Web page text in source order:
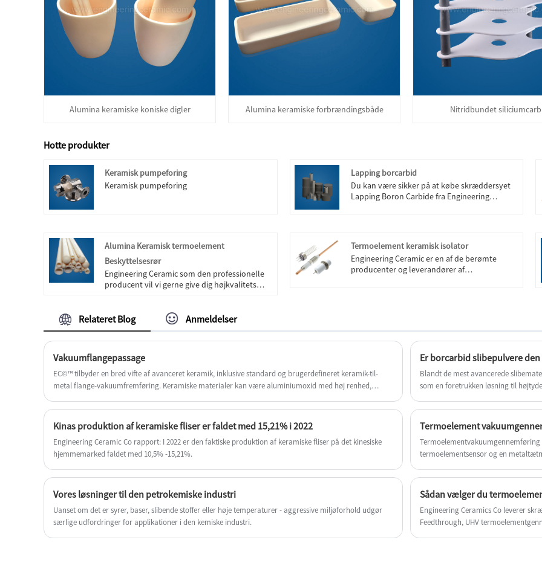
Alumina keramiske koniske digler Alumina keramiske forbrændingsbåde Nitridbundet
Hotte produkter
Keramisk pumpeforing
Keramisk pumpeforing
Lapping borcarbid
Du kan være sikker på at købe skræddersyet
Lapping Boron Carbide fra Engineering
Alumina Keramisk termoelement
Beskyttelsesrør
Engineering Ceramic som den professionelle
producent vil vi gerne give dig højkvalitets
bedste eftersalgsservice og rettidig levering.
Termoelement keramisk isolator
Engineering Ceramic er en af ​​de berømte
producenter og leverandører af
kunder besvares inden for 24 timer.
Relateret Blog Anmeldelser
Vakuumflangepassage
EC©™ tilbyder en bred vifte af avanceret keramik, inklusive standard og brugerdefineret keramik-til-
metal flange-vakuumfremføring. Keramiske materialer kan være aluminiumoxid med høj renhed,
rustfrit stål, kobber, titanium, FeNiCo.
Blandt de mest avancerede
som en foretrukken løsning til
dimensionsnøjagtighed og
Kinas produktion af keramiske fliser er faldet med 15,21% i 2022
Engineering Ceramic Co rapport: I 2022 er den faktiske produktion af keramiske fliser på det kinesiske
hjemmemarked faldet med 10,5% -15,21%.
Termoelement
termoelementsensor og en
Vores løsninger til den petrokemiske industri
Uanset om det er syrer, baser, slibende stoffer eller høje temperaturer - aggressive miljøforhold udgør
særlige udfordringer for applikationer i den kemiske industri.
Sådan vælger du
Engineering Ceramics Co leverer
Feedthrough, UHV